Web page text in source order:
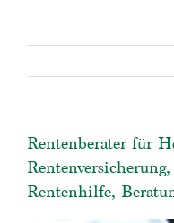
Rentenberater für
Rentenhilfe,